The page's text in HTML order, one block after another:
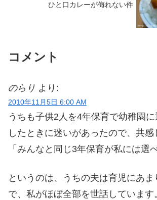
ひと口カレーが侮れない件
コメント
のらり より:
2010年11月5日 6:00 AM
うちも子供2人を4年保育で幼稚園
したときに迷いがあったので、共感
「みんなと同じ3年保育が私には選
というのは、うちの夫は育児にあ
で、私がほぼ全部を世話しています